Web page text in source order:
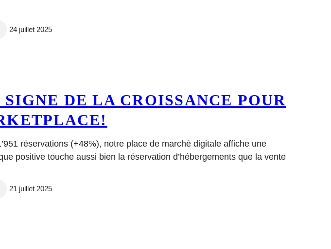
24 juillet 2025
DE LA CROISSANCE POUR
réservations (+48%), notre place de marché digitale affiche une
positive touche aussi bien la réservation d’hébergements que la vente
21 juillet 2025